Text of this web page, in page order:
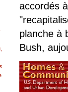
accordés
planche à
Bush,